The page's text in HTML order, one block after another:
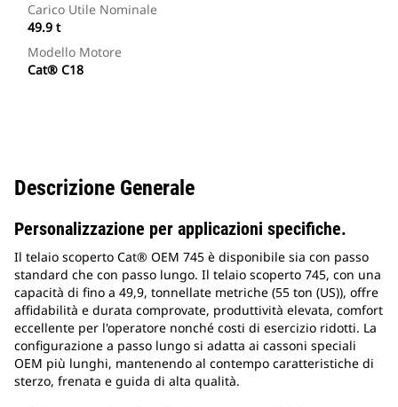
Carico Utile Nominale
49.9 t
Modello Motore
Cat® C18
Descrizione Generale
Personalizzazione per applicazioni specifiche.
Il telaio scoperto Cat® OEM 745 è disponibile sia con passo
standard che con passo lungo. Il telaio scoperto 745, con una
capacità di fino a 49,9, tonnellate metriche (55 ton (US)), offre
affidabilità e durata comprovate, produttività elevata, comfort
eccellente per l'operatore nonché costi di esercizio ridotti. La
configurazione a passo lungo si adatta ai cassoni speciali
OEM più lunghi, mantenendo al contempo caratteristiche di
sterzo, frenata e guida di alta qualità.